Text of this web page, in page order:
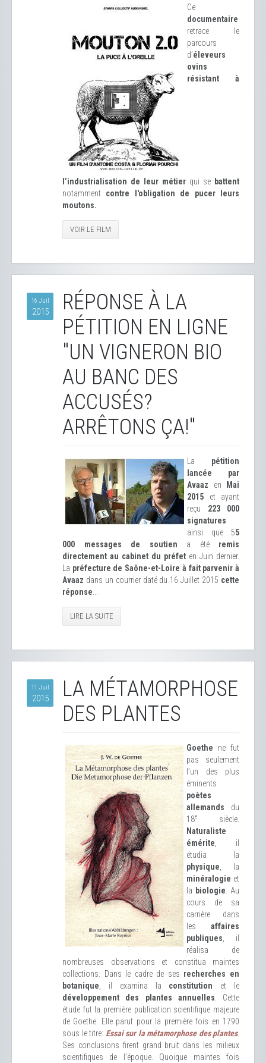
Ce
documentaire
retrace le
parcours
d’éleveurs
ovins
résistant à
l’industrialisation de leur métier qui se battent
notamment contre l'obligation de pucer leurs
moutons.
VOIR LE FILM
16 Juil
2015
RÉPONSE À LA
PÉTITION EN LIGNE
"UN VIGNERON BIO
AU BANC DES
ACCUSÉS?
ARRÊTONS ÇA!"
La pétition
lancée par
Avaaz en
Mai
2015 et ayant
reçu 223 000
signatures
ainsi que 55
000 messages de soutien a été remis
directement au cabinet du préfet en Juin dernier.
La préfecture de Saône-et-Loire à fait parvenir à
Avaaz dans un courrier daté du 16 Juillet 2015 cette
réponse
LIRE LA SUITE
11 Juil
2015
LA MÉTAMORPHOSE
DES PLANTES
Goethe ne fut
pas seulement
l’un des plus
éminents
poètes
allemands du
18e
siècle.
Naturaliste
émérite , il
étudia la
physique , la
minéralogie et
la biologie . Au
cours de sa
carrière dans
les affaires
publiques , il
réalisa de
nombreuses observations et constitua maintes
collections. Dans le cadre de ses recherches en
botanique , il examina la constitution et le
développement des plantes annuelles . Cette
étude fut la première publication scientifique majeure
de Goethe. Elle parut pour la première fois en 1790
sous le titre: Essai sur la métamorphose des plantes.
Ses conclusions firent grand bruit dans les milieux
scientifiques de l’époque. Quoique maintes fois